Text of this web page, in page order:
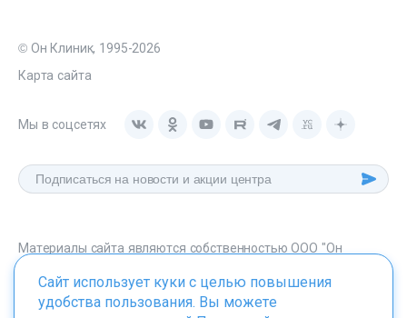
© Он Клиник, 1995-2026
Карта сайта
Мы в соцсетях
Материалы сайта являются собственностью ООО "Он
onclinic.ru запрещено в соответствии со статьей 1259 ГК. РФ.
Сайт использует куки с целью повышения
удобства пользования. Вы можете